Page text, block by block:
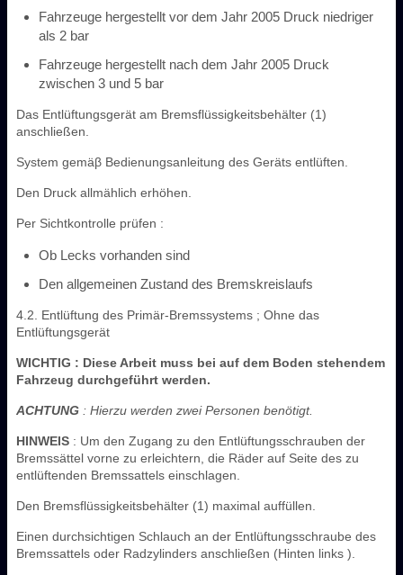
Fahrzeuge hergestellt vor dem Jahr 2005 Druck niedriger
als 2 bar
Fahrzeuge hergestellt nach dem Jahr 2005 Druck
zwischen 3 und 5 bar
Das Entlüftungsgerät am Bremsflüssigkeitsbehälter (1)
anschließen.
System gemäβ Bedienungsanleitung des Geräts entlüften.
Den Druck allmählich erhöhen.
Per Sichtkontrolle prüfen :
Ob Lecks vorhanden sind
Den allgemeinen Zustand des Bremskreislaufs
4.2. Entlüftung des Primär-Bremssystems ; Ohne das
Entlüftungsgerät
WICHTIG : Diese Arbeit muss bei auf dem Boden stehendem
Fahrzeug durchgeführt werden.
ACHTUNG : Hierzu werden zwei Personen benötigt.
HINWEIS : Um den Zugang zu den Entlüftungsschrauben der
Bremssättel vorne zu erleichtern, die Räder auf Seite des zu
entlüftenden Bremssattels einschlagen.
Den Bremsflüssigkeitsbehälter (1) maximal auffüllen.
Einen durchsichtigen Schlauch an der Entlüftungsschraube des
Bremssattels oder Radzylinders anschließen (Hinten links ).